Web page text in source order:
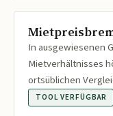
In ausgewiesenen
Mietverhältnisses
ortsüblichen
TOOL VERFÜGBAR